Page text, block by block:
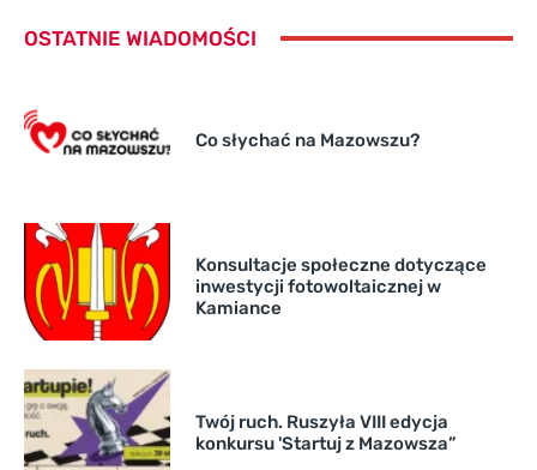
OSTATNIE WIADOMOŚCI
Co słychać na Mazowszu?
Konsultacje społeczne dotyczące
inwestycji fotowoltaicznej w
Kamiance
Twój ruch. Ruszyła VIII edycja
konkursu 'Startuj z Mazowsza”